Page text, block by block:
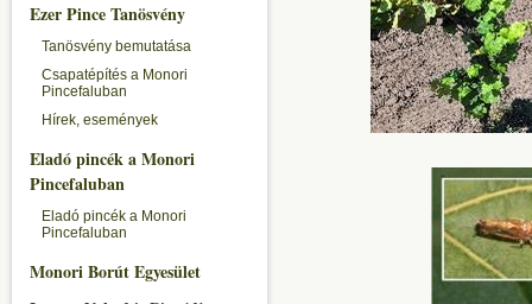
Ezer Pince Tanösvény
Tanösvény bemutatása
Csapatépítés a Monori
Pincefaluban
Hírek, események
Eladó pincék a Monori
Pincefaluban
Eladó pincék a Monori
Pincefaluban
Monori Borút Egyesület